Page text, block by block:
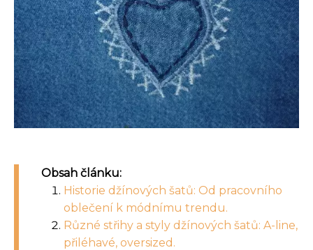
Obsah článku:
Historie džínových šatů: Od pracovního
oblečení k módnímu trendu.
Různé střihy a styly džínových šatů: A-line,
přiléhavé, oversized.